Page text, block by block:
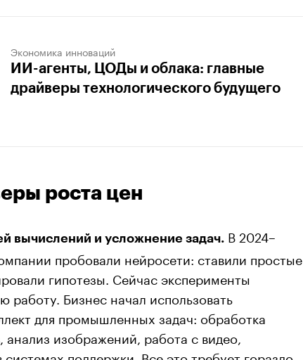
Экономика инноваций
ИИ-агенты, ЦОДы и облака: главные
драйверы технологического будущего
роста цен
вычислений и усложнение задач. В 2024–
пробовали нейросети: ставили простые
гипотезы. Сейчас эксперименты
работу. Бизнес начал использовать
для промышленных задач: обработка
изображений, работа с видео,